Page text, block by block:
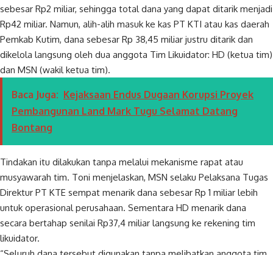
sebesar Rp2 miliar, sehingga total dana yang dapat ditarik menjadi
Rp42 miliar. Namun, alih-alih masuk ke kas PT KTI atau kas daerah
Pemkab Kutim, dana sebesar Rp 38,45 miliar justru ditarik dan
dikelola langsung oleh dua anggota Tim Likuidator: HD (ketua tim)
dan MSN (wakil ketua tim).
Baca Juga: Kejaksaan Endus Dugaan Korupsi Proyek
Pembangunan Land Mark Tugu Selamat Datang
Bontang
Tindakan itu dilakukan tanpa melalui mekanisme rapat atau
musyawarah tim. Toni menjelaskan, MSN selaku Pelaksana Tugas
Direktur PT KTE sempat menarik dana sebesar Rp 1 miliar lebih
untuk operasional perusahaan. Sementara HD menarik dana
secara bertahap senilai Rp37,4 miliar langsung ke rekening tim
likuidator.